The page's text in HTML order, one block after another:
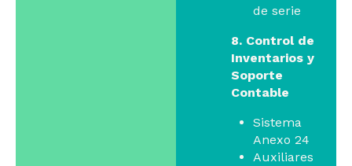
de serie
8. Control de
Inventarios y
Soporte
Contable
Sistema
Anexo 24
Auxiliares